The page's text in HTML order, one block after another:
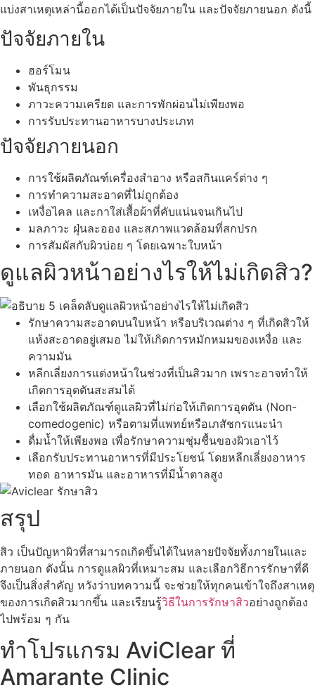
แบ่งสาเหตุเหล่านี้ออกได้เป็นปัจจัยภายใน และปัจจัยภายนอก ดังนี้
ปัจจัยภายใน
ฮอร์โมน
พันธุกรรม
ภาวะความเครียด และการพักผ่อนไม่เพียงพอ
การรับประทานอาหารบางประเภท
ปัจจัยภายนอก
การใช้ผลิตภัณฑ์เครื่องสำอาง หรือสกินแคร์ต่าง ๆ
การทำความสะอาดที่ไม่ถูกต้อง
เหงื่อไคล และกาใส่เสื้อผ้าที่คับแน่นจนเกินไป
มลภาวะ ฝุ่นละออง และสภาพแวดล้อมที่สกปรก
การสัมผัสกับผิวบ่อย ๆ โดยเฉพาะใบหน้า
ดูแลผิวหน้าอย่างไรให้ไม่เกิดสิว?
รักษาความสะอาดบนใบหน้า หรือบริเวณต่าง ๆ ที่เกิดสิวให้
แห้งสะอาดอยู่เสมอ ไม่ให้เกิดการหมักหมมของเหงื่อ และ
ความมัน
หลีกเลี่ยงการแต่งหน้าในช่วงที่เป็นสิวมาก เพราะอาจทำให้
เกิดการอุดตันสะสมได้
เลือกใช้ผลิตภัณฑ์ดูแลผิวที่ไม่ก่อให้เกิดการอุดตัน (Non-
comedogenic) หรือตามที่แพทย์หรือเภสัชกรแนะนำ
ดื่มน้ำให้เพียงพอ เพื่อรักษาความชุ่มชื้นของผิวเอาไว้
เลือกรับประทานอาหารที่มีประโยชน์ โดยหลีกเลี่ยงอาหาร
ทอด อาหารมัน และอาหารที่มีน้ำตาลสูง
สรุป
สิว เป็นปัญหาผิวที่สามารถเกิดขึ้นได้ในหลายปัจจัยทั้งภายในและ
ภายนอก ดังนั้น การดูแลผิวที่เหมาะสม และเลือกวิธีการรักษาที่ดี
จึงเป็นสิ่งสำคัญ หวังว่าบทความนี้ จะช่วยให้ทุกคนเข้าใจถึงสาเหตุ
ของการเกิดสิวมากขึ้น และเรียนรู้วิธีในการรักษาสิวอย่างถูกต้อง
ไปพร้อม ๆ กัน
ทำโปรแกรม AviClear ที่
Amarante Clinic